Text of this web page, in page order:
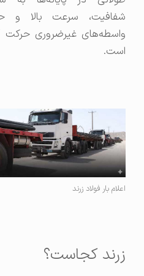
شفافیت، سرعت بالا و حذف
واسطه‌های غیرضروری حرکت کرده
است.
اعلام بار فولاد زرند
زرند کجاست؟